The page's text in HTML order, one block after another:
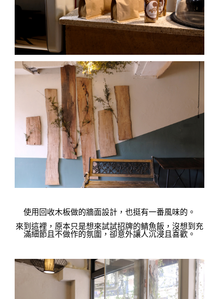
使用回收木板做的牆面設計，也挺有一番風味的。
來到這裡，原本只是想來試試招牌的鲭魚飯，沒想到充
滿細節且不做作的氛圍，卻意外讓人沉浸且喜歡。